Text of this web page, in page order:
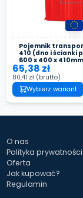
Pojemnik
410 (dno i ścianki
600 x 400 x
65,38 zł
80,41 zł (brutto)
Wybierz wariant
O nas
Polityka prywatności
Oferta
Jak kupować?
Regulamin